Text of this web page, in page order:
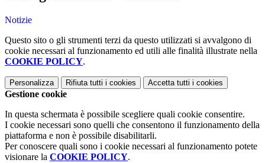
Notizie
Questo sito o gli strumenti terzi da questo utilizzati si avvalgono di
cookie necessari al funzionamento ed utili alle finalità illustrate nella
COOKIE POLICY.
Personalizza Rifiuta tutti i cookies Accetta tutti i cookies
Gestione cookie
In questa schermata è possibile scegliere quali cookie consentire.
I cookie necessari sono quelli che consentono il funzionamento della
piattaforma e non è possibile disabilitarli.
Per conoscere quali sono i cookie necessari al funzionamento potete
visionare la COOKIE POLICY.